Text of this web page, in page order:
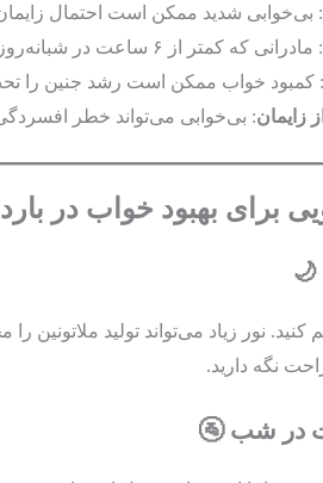
: بی‌خوابی شدید ممکن است احتمال
: مادرانی که کمتر از ۶ ساعت در شبانه‌روز می‌خوابند، زایمان طولانی‌تری را تجربه می‌کنند.
: کمبود خواب ممکن است رشد جنین را تحت
زایمان: بی‌خوابی می‌تواند خطر
برای بهبود خواب در
نور زیاد می‌تواند تولید ملاتونین را
نگه دارید.